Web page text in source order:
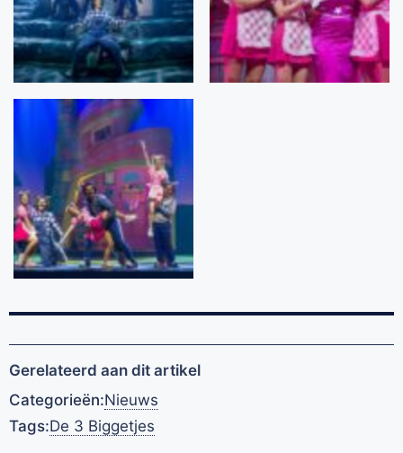
Gerelateerd aan dit artikel
Categorieën:Nieuws
Tags:De 3 Biggetjes